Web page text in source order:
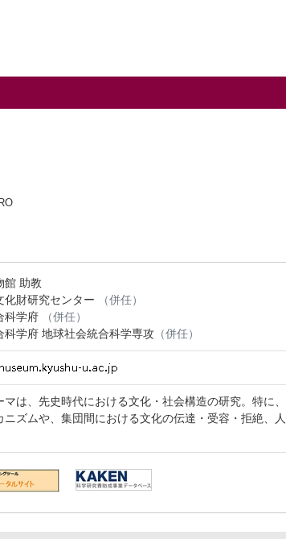
館 助教
化財研究センター
（併任）
科学府
（併任）
科学府 地球社会統合科学専攻 （併任）
マは、先史時代における文化・社会構造の研究。特に
ニズムや、集団間における文化の伝達・受容・拒絶、